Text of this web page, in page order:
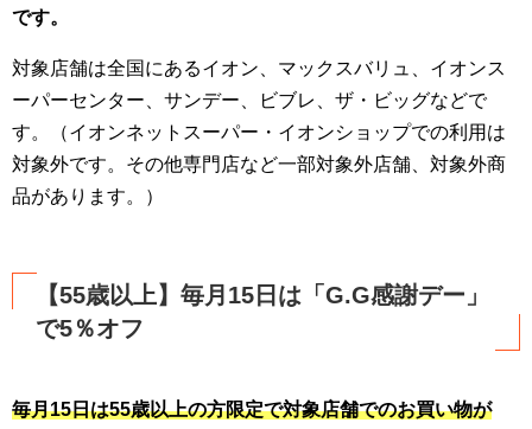
です。
対象店舗は全国にあるイオン、マックスバリュ、イオンス
ーパーセンター、サンデー、ビブレ、ザ・ビッグなどで
す。（イオンネットスーパー・イオンショップでの利用は
対象外です。その他専門店など一部対象外店舗、対象外商
品があります。）
【55歳以上】毎月15日は「G.G感謝デー」
で5％オフ
毎月15日は55歳以上の方限定で対象店舗でのお買い物が